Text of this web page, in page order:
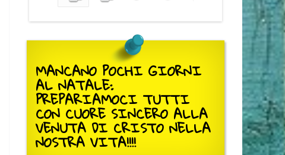
MANCANO POCHI GIORNI
AL NATALE:
PREPARIAMOCI TUTTI
CON CUORE SINCERO ALLA
VENUTA DI CRISTO NELLA
NOSTRA VITA!!!!